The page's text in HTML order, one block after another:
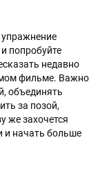
попробуйте
недавно
фильме. Важно
объединять
за позой,
же захочется
и начать больше